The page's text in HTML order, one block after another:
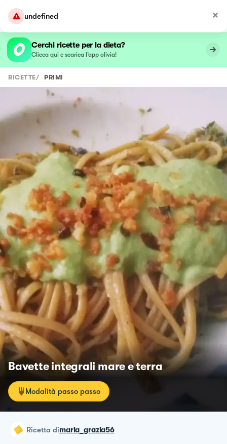
undefined
Cerchi ricette per la dieta?
Clicca qui e scarica l’app olivia!
RICETTE/ PRIMI
Bavette integrali mare e terra
Modalità passo passo
ricetta dimaria_grazia56